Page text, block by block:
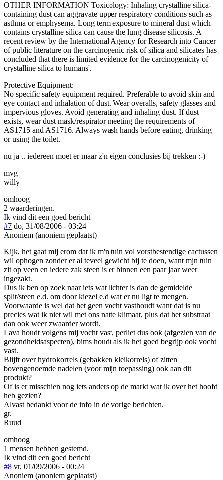
OTHER INFORMATION Toxicology: Inhaling crystalline silica-
containing dust can aggravate upper respiratory conditions such as
asthma or emphysema. Long term exposure to mineral dust which
contains crystalline silica can cause the lung disease silicosis. A
recent review by the International Agency for Research into Cancer
of public literature on the carcinogenic risk of silica and silicates has
concluded that there is limited evidence for the carcinogenicity of
crystalline silica to humans'.
Protective Equipment:
No specific safety equipment required. Preferable to avoid skin and
eye contact and inhalation of dust. Wear overalls, safety glasses and
impervious gloves. Avoid generating and inhaling dust. If dust
exists, wear dust mask/respirator meeting the requirements of
AS1715 and AS1716. Always wash hands before eating, drinking
or using the toilet.
nu ja .. iedereen moet er maar z'n eigen conclusies bij trekken :-)
mvg
willy
omhoog
2 waarderingen.
Ik vind dit een goed bericht
#7 do, 31/08/2006 - 03:24
Anoniem (anoniem geplaatst)
Kijk, het gaat mij erom dat ik m'n tuin vol vorstbestendige cactussen
wil ophogen zonder er al teveel gewicht bij te doen, want mjn tuin
zit op veen en iedere zak steen is er binnen een paar jaar weer
ingezakt.
Dus ik ben op zoek naar iets wat lichter is dan de gemidelde
split/steen e.d. om door kiezel e.d wat er nu ligt te mengen.
Voorwaarde is wel dat het geen vocht vasthoudt want dat is nu
precies wat ik niet wil met ons natte klimaat, plus dat het substraat
dan ook weer zwaarder wordt.
Lava houdt volgens mij vocht vast, perliet dus ook (afgezien van de
gezondheidsaspecten), bims houdt als ik het goed begrijp ook vocht
vast.
Blijft over hydrokorrels (gebakken kleikorrels) of zitten
bovengenoemde nadelen (voor mijn toepassing) ook aan dit
produkt?
Of is er misschien nog iets anders op de markt wat ik over het hoofd
heb gezien?
Alvast bedankt voor de info in de vorige berichten.
gr.
Ruud
omhoog
1 mensen hebben gestemd.
Ik vind dit een goed bericht
#8 vr, 01/09/2006 - 00:24
Anoniem (anoniem geplaatst)